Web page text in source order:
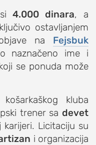
4.000 dinara, a
ostavljanjem
na Fejsbuk
naznačeno ime i
se ponuda može
kluba
trener sa devet
karijeri. Licitaciju su
i organizacija